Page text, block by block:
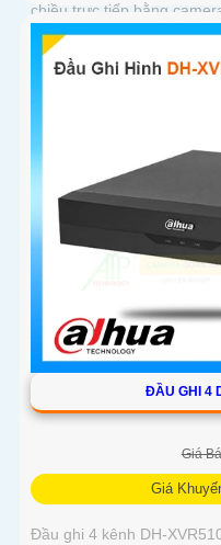
chiều trực tiếp bằng
minh AcuPick, SMD Plus,
xác, hỗ trợ 2 ổ cứng 16
ĐẦU GHI 4
Giá
Giá
Đầu ghi 4 kênh DH-